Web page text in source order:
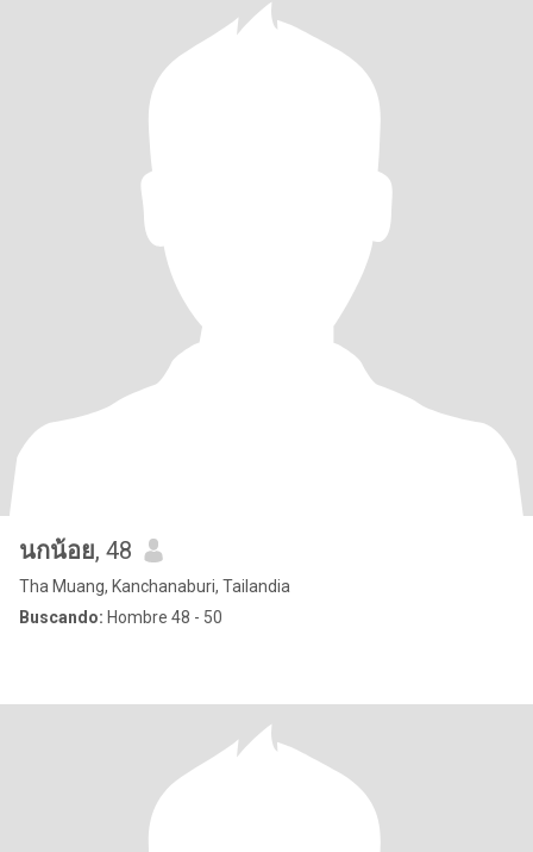
นกน้อย, 48
Tha Muang, Kanchanaburi, Tailandia
Buscando: Hombre 48 - 50